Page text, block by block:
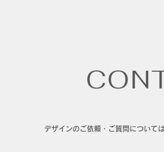
デザインのご依頼・ご質問について